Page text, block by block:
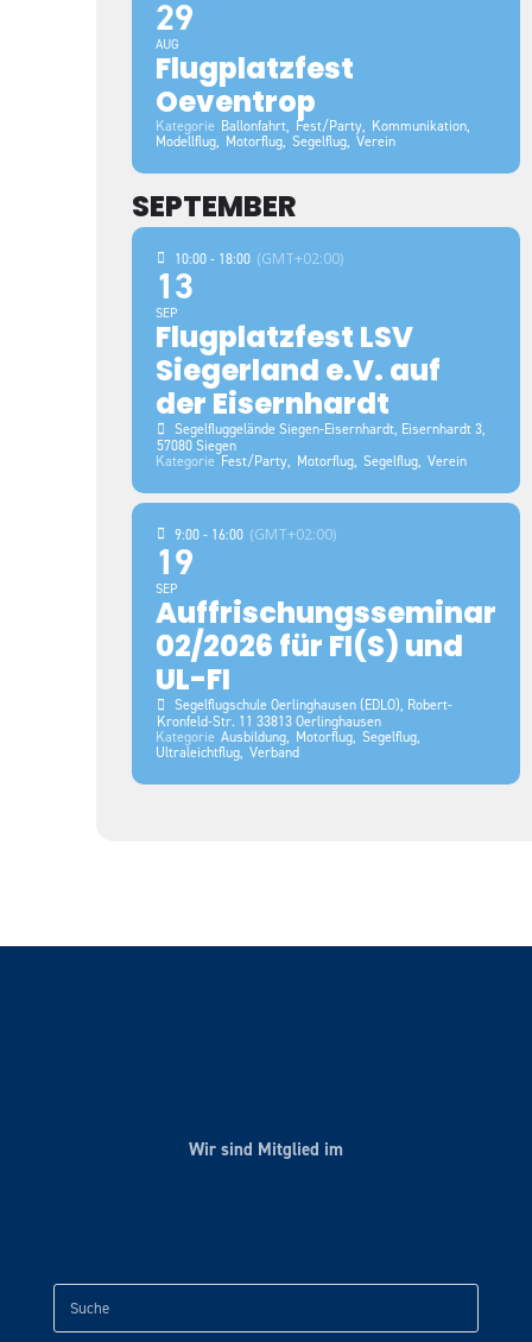
29
AUG
Flugplatzfest
Oeventrop
Kategorie Ballonfahrt, Fest/Party, Kommunikation,
Modellflug, Motorflug, Segelflug, Verein
SEPTEMBER
10:00 - 18:00 (GMT+02:00)
13
SEP
Flugplatzfest LSV
Siegerland e.V. auf
der Eisernhardt
Segelfluggelände Siegen-Eisernhardt, Eisernhardt 3,
57080 Siegen
Kategorie Fest/Party, Motorflug, Segelflug, Verein
9:00 - 16:00 (GMT+02:00)
19
SEP
Auffrischungsseminar
02/2026 für FI(S) und
UL-FI
Segelflugschule Oerlinghausen (EDLO), Robert-
Kronfeld-Str. 11 33813 Oerlinghausen
Kategorie Ausbildung, Motorflug, Segelflug,
Ultraleichtflug, Verband
Wir sind Mitglied im